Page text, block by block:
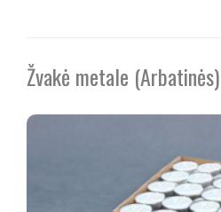
Žvakė metale (Arbatinės)